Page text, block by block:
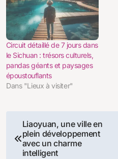
Circuit détaillé de 7 jours dans
le Sichuan : trésors culturels,
pandas géants et paysages
époustouflants
Dans "Lieux à visiter"
Navigation
de
Liaoyuan, une ville en
plein développement
avec un charme
intelligent